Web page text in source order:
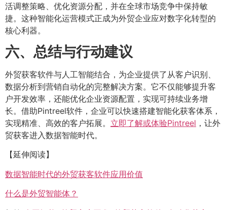
活调整策略、优化资源分配，并在全球市场竞争中保持敏
捷。这种智能化运营模式正成为外贸企业应对数字化转型的
核心利器。
六、总结与行动建议
外贸获客软件与人工智能结合，为企业提供了从客户识别、
数据分析到营销自动化的完整解决方案。它不仅能够提升客
户开发效率，还能优化企业资源配置，实现可持续业务增
长。借助Pintreel软件，企业可以快速搭建智能化获客体系，
实现精准、高效的客户拓展。 立即了解或体验Pintreel ，让外
贸获客进入数据智能时代。
【延伸阅读】
数据智能时代的外贸获客软件应用价值
什么是外贸智能体？